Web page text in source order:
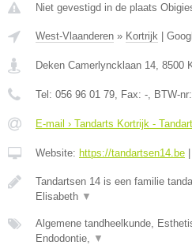
Niet gevestigd in de plaats
West-Vlaanderen » Kortrijk
Deken Camerlyncklaan 14, 8500
Tel: 056 96 01 79, Fax: -, BTW-nr:
E-mail › Tandarts Kortrijk -
Website: https://tandartsen14.be
Tandartsen 14 is een familie
Elisabeth ▼
Algemene tandheelkunde,
Endodontie, ▼